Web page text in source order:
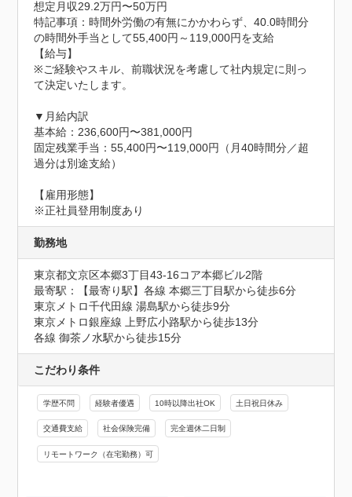
想定月収29.2万円〜50万円
特記事項：時間外労働の有無にかかわらず、40.0時間分
の時間外手当として55,400円～119,000円を支給
【給与】
※ご経験やスキル、前職状況を考慮して社内規定に則っ
て決定いたします。
▼月給内訳
基本給：236,600円〜381,000円
固定残業手当：55,400円〜119,000円（月40時間分／超
過分は別途支給）
【雇用形態】
※正社員登用制度あり
勤務地
東京都文京区本郷3丁目43-16コア本郷ビル2階
最寄駅：【最寄り駅】各線 本郷三丁目駅から徒歩6分
東京メトロ千代田線 湯島駅から徒歩9分
東京メトロ銀座線 上野広小路駅から徒歩13分
各線 御茶ノ水駅から徒歩15分
こだわり条件
学歴不問 経験者優遇 10時以降出社OK 土日祝日休み
交通費支給 社会保険完備 完全週休二日制
リモートワーク（在宅勤務）可